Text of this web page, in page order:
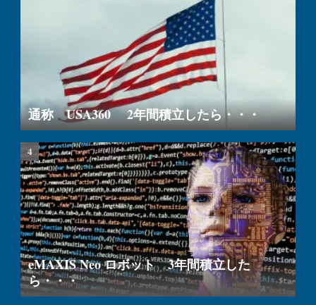
通称 USA360 2年間積立したら・・・
eMAXIS Neo ロボット 3年間積立した
ら・・・